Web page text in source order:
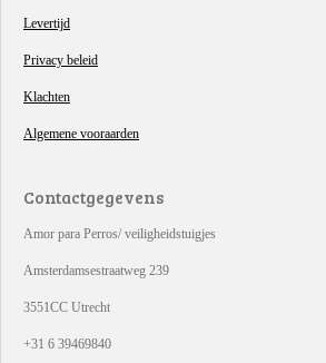
Levertijd
Privacy beleid
Klachten
Algemene vooraarden
Contactgegevens
Amor para Perros/ veiligheidstuigjes
Amsterdamsestraatweg 239
3551CC Utrecht
+31 6 39469840